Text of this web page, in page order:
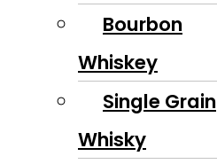
Bourbon
Whiskey
Single Grain
Whisky